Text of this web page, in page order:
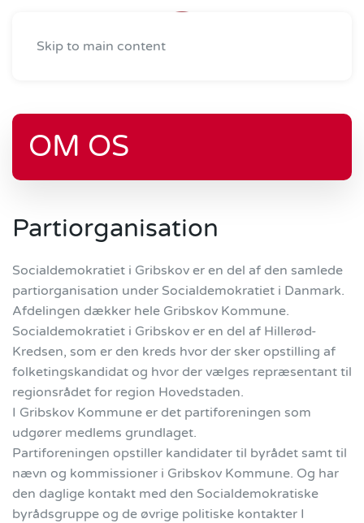
Skip to main content
OM OS
Partiorganisation
Socialdemokratiet i Gribskov er en del af den samlede
partiorganisation under Socialdemokratiet i Danmark.
Afdelingen dækker hele Gribskov Kommune.
Socialdemokratiet i Gribskov er en del af Hillerød-
Kredsen, som er den kreds hvor der sker opstilling af
folketingskandidat og hvor der vælges repræsentant til
regionsrådet for region Hovedstaden.
I Gribskov Kommune er det partiforeningen som
udgører medlems grundlaget.
Partiforeningen opstiller kandidater til byrådet samt til
nævn og kommissioner i Gribskov Kommune. Og har
den daglige kontakt med den Socialdemokratiske
byrådsgruppe og de øvrige politiske kontakter I